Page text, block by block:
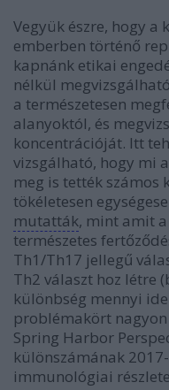
Vegyük észre, hogy
emberben történő
kapnánk etikai
nélkül
a természetesen
alanyoktól, és
koncentrációját. Itt
vizsgálható, hogy mi
meg is tették számos
tökéletesen
mutatták, mint amit
természetes
Th1/Th17 jellegű
Th2 választ hoz létre
különbség mennyi
problémakört
Spring Harbor
különszámának
immunológiai